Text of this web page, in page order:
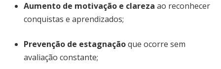
Aumento de motivação e clareza ao reconhecer
conquistas e aprendizados;
Prevenção de estagnaçãoque ocorre sem
avaliação constante;